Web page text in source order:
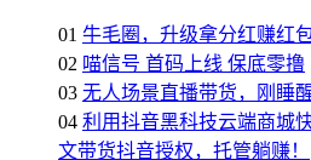
01 牛毛圈，升级拿分红赚红
02 喵信号 首码上线 保底零撸
03 无人场景直播带货，刚睡
04 利用抖音黑科技云端商城
文带货抖音授权，托管躺赚！